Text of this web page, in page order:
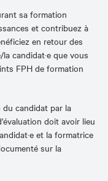
sa formation
et contribuez à
en retour des
candidat·e que vous
FPH de formation
du candidat par la
doit avoir lieu
et la formatrice
sur la